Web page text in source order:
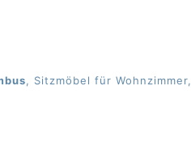
, Sitzmöbel für Wohnzimmer,